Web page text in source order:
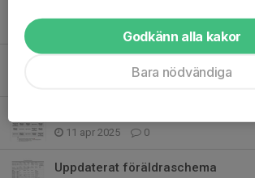
3
11 apr 2025 0
Uppdaterat föräldraschema
Godkänn alla kakor
Bara nödvändiga